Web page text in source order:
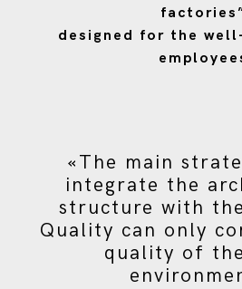
designed for the
«The main
integrate the
structure with
Quality can only
quality of